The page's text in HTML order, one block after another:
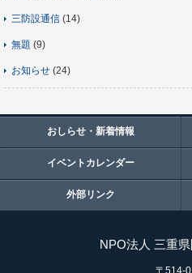
三防設通信 (14)
無題 (9)
お知らせ (24)
おしらせ・新着情報
イベントカレンダー
外部リンク
NPO法人 三重